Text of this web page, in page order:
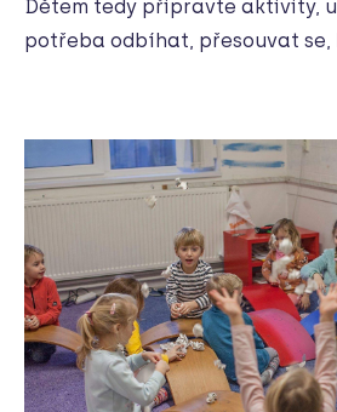
Dětem tedy připravte aktivity,
potřeba odbíhat, přesouvat se,